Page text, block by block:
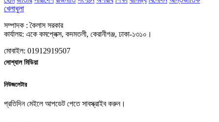
খেলাধুলা
সম্পাদক : কৈলাস সরকার
কার্যালয়: একে কমপ্লেক্স, কদমতলী, কেরানীগঞ্জ, ঢাকা-১৩১০।
মোবাইল: 01912919507
সোশ্যাল মিডিয়া
নিউজলেটার
প্রতিদিন মেইলে আপডেট পেতে সাবস্ক্রাইব করুন।